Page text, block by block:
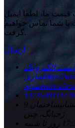
ما، لطفا ایمیل
بگذارید و ما ظرف 24 ساعت با شما تماس خواهیم
گرفت.
ارسال
پست الکترونیک
سازیhttps://
نمونه
نشانی
ساختمان 9 Hongxian RD، Hongqiao، Yueqing City،
ژجیانگ، چین